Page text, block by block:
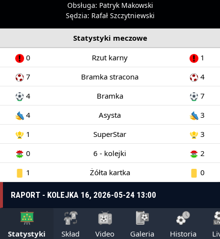
Obsługa: Patryk Makowski
Sędzia: Rafał Szczytniewski
Statystyki meczowe
0
Rzut karny
1
7
Bramka stracona
4
4
Bramka
7
4
Asysta
3
1
SuperStar
3
0
6 - kolejki
2
1
Żółta kartka 0
RAPORT - KOLEJKA 16, 2026-05-24 13:00
Statystyki Skład Video Galeria Historia